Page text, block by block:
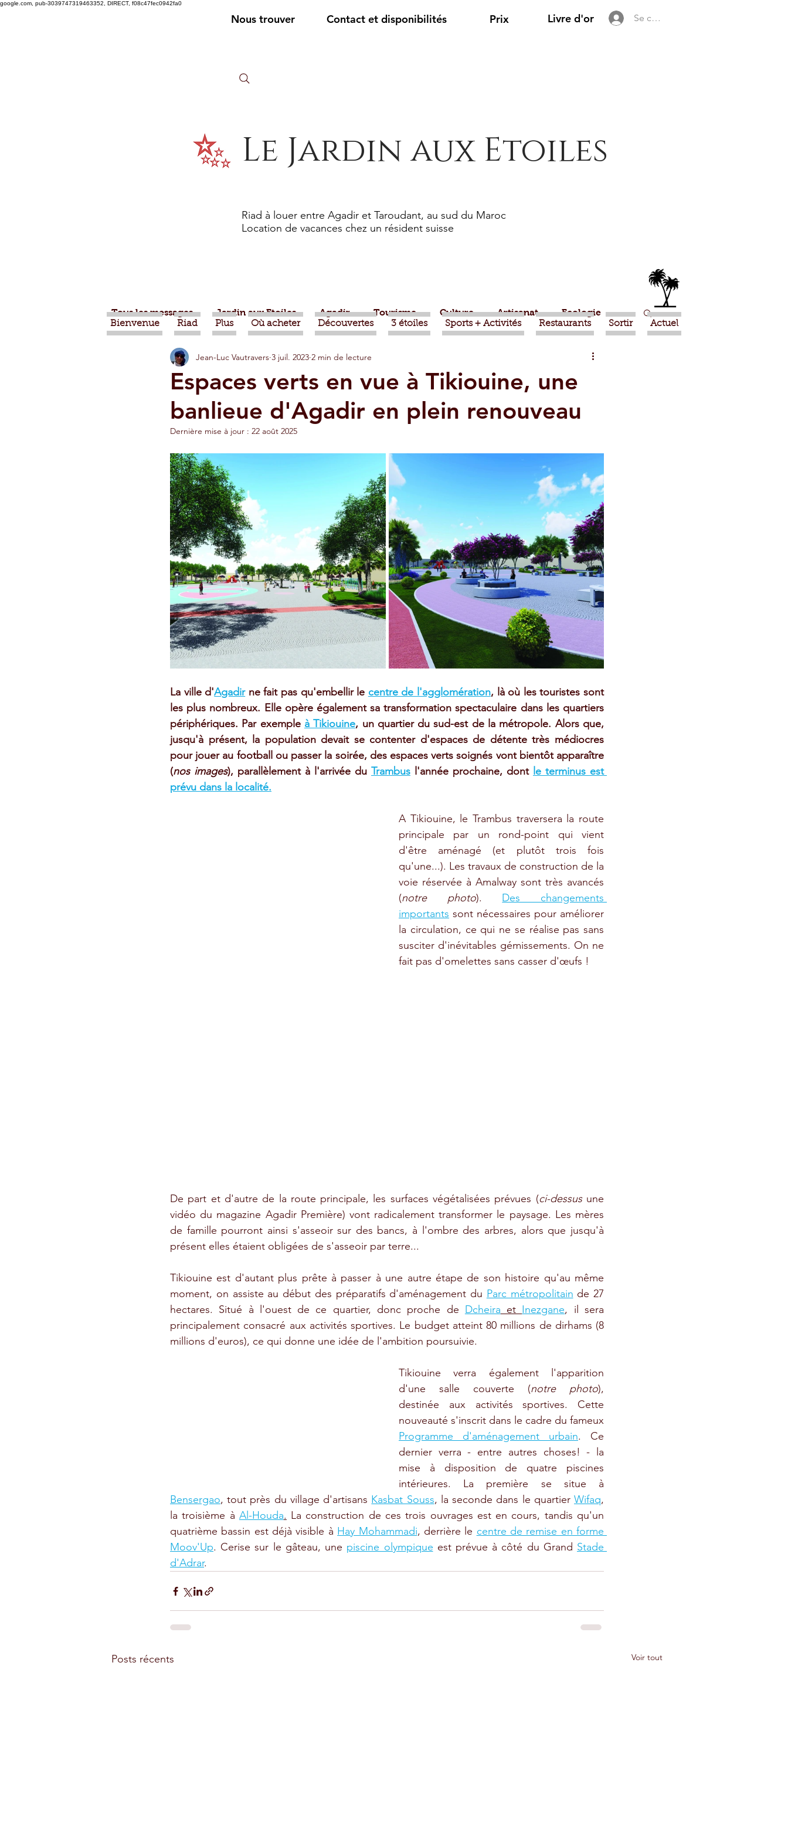
google.com, pub-3039747319463352, DIRECT, f08c47fec0942fa0
Nous trouver Contact et disponibilités Prix Livre d'or Se connecter
Le Jardin aux Etoiles
Riad à louer entre Agadir et Taroudant, au sud du Maroc
Location de vacances chez un résident suisse
Bienvenue Riad Plus Où acheter Découvertes 3 étoiles Sports + Activités Restaurants Sortir Actuel
Tous les messages Jardin aux Etoiles Agadir Tourisme Culture Artisanat Ecologie
Nature Berbère Politique Taroudant
Alimentation Evénements Mohammed VI Economie Déconseillé Ouled Teima
Tiznit Transport Aziz Akhannouch Sport Essaouira Religion
Jardins d'Agadir Ouarzazate Taghazout Tafraout
Espaces verts en vue à Tikiouine, une
banlieue d'Agadir en plein renouveau
Jean-Luc Vautravers 3 juil. 2023 2 min de lecture
Dernière mise à jour : 22 août 2025
La ville d'Agadir ne fait pas qu'embellir le centre de l'agglomération, là où les touristes sont
les plus nombreux. Elle opère également sa transformation spectaculaire dans les quartiers
périphériques. Par exemple à Tikiouine, un quartier du sud-est de la métropole. Alors que,
jusqu'à présent, la population devait se contenter d'espaces de détente très médiocres
pour jouer au football ou passer la soirée, des espaces verts soignés vont bientôt apparaître
(nos images), parallèlement à l'arrivée du Trambus l'année prochaine, dont le terminus est
prévu dans la localité.
A Tikiouine, le Trambus traversera la route
principale par un rond-point qui vient
d'être aménagé (et plutôt trois fois
qu'une...). Les travaux de construction de la
voie réservée à Amalway sont très avancés
(notre photo). Des changements
importants sont nécessaires pour améliorer
la circulation, ce qui ne se réalise pas sans
susciter d'inévitables gémissements. On ne
fait pas d'omelettes sans casser d'œufs !
De part et d'autre de la route principale, les surfaces végétalisées prévues (ci-dessus une
vidéo du magazine Agadir Première) vont radicalement transformer le paysage. Les mères
de famille pourront ainsi s'asseoir sur des bancs, à l'ombre des arbres, alors que jusqu'à
présent elles étaient obligées de s'asseoir par terre...
Tikiouine est d'autant plus prête à passer à une autre étape de son histoire qu'au même
moment, on assiste au début des préparatifs d'aménagement du Parc métropolitain de 27
hectares. Situé à l'ouest de ce quartier, donc proche de Dcheira et Inezgane, il sera
principalement consacré aux activités sportives. Le budget atteint 80 millions de dirhams (8
millions d'euros), ce qui donne une idée de l'ambition poursuivie.
Tikiouine verra également l'apparition
d'une salle couverte (notre photo),
destinée aux activités sportives. Cette
Programme d'aménagement urbain. Ce
dernier verra - entre autres choses! - la
mise à disposition de quatre piscines
Bensergao, tout près du village d'artisans Kasbat Souss, la seconde dans le quartier Wifaq,
la troisième à Al-Houda. La construction de ces trois ouvrages est en cours, tandis qu'un
quatrième bassin est déjà visible à Hay Mohammadi, derrière le centre de remise en forme
Moov'Up. Cerise sur le gâteau, une piscine olympique est prévue à côté du Grand Stade
d'Adrar.
Posts récents Voir tout